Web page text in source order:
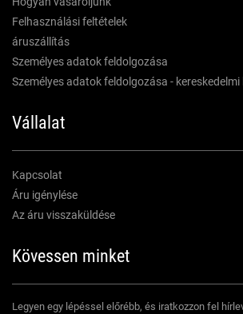
Felhasználási feltételek
áruszállítás
Személyes adatok feldolgozása
Személyes adatok feldolgozása -
Vállalat
Kapcsolat
Áru igénylése
Az áru visszaküldése
Kövessen minket
Legyen egy lépéssel előrébb, és iratkozzon fel